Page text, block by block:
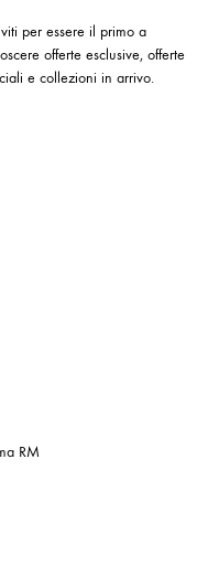
per essere il primo a
offerte esclusive, offerte
e collezioni in arrivo.
RM